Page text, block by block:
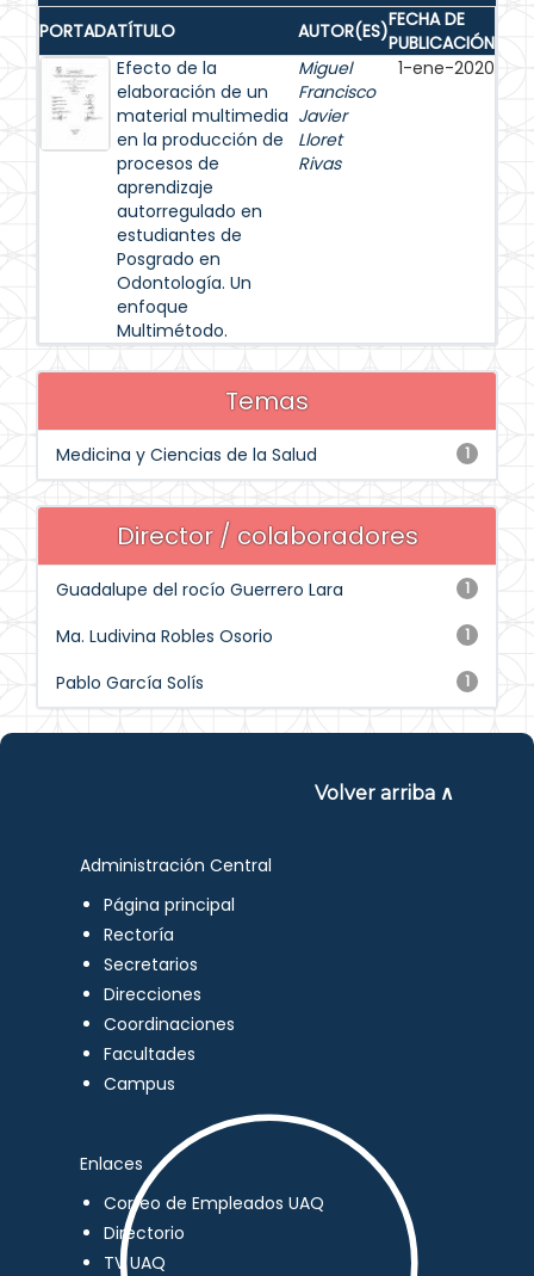
PORTADATÍTULO AUTOR(ES)FECHA DE
PUBLICACIÓN
Efecto de la
elaboración de un
material multimedia
en la producción de
procesos de
aprendizaje
autorregulado en
estudiantes de
Posgrado en
Odontología. Un
enfoque
Multimétodo.
Miguel
Francisco
Javier
Lloret
Rivas
1-ene-2020
Temas
1
Medicina y Ciencias de la Salud
Director / colaboradores
1
Guadalupe del rocío Guerrero Lara
1
Ma. Ludivina Robles Osorio
1
Pablo García Solís
Volver arriba ∧
Administración Central
Página principal
Rectoría
Secretarios
Direcciones
Coordinaciones
Facultades
Campus
Enlaces
Correo de Empleados UAQ
Directorio
TV UAQ